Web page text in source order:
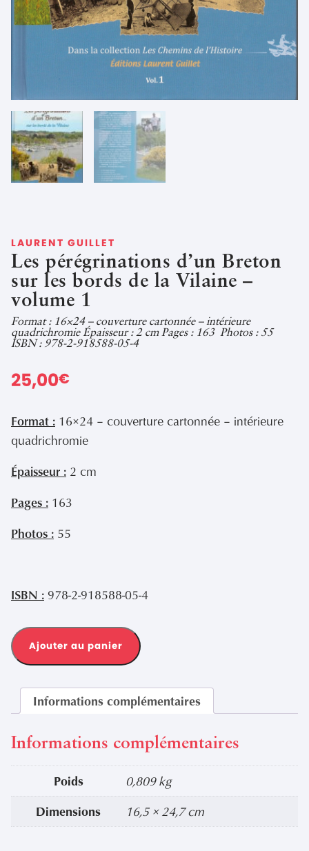
LAURENT GUILLET
Les pérégrinations d’un Breton
sur les bords de la Vilaine –
volume 1
Format : 16×24 – couverture cartonnée – intérieure
quadrichromie Épaisseur : 2 cm Pages : 163 Photos : 55
ISBN : 978-2-918588-05-4
25,00€
Format : 16×24 – couverture cartonnée – intérieure
quadrichromie
Épaisseur : 2 cm
Pages : 163
Photos : 55
ISBN : 978-2-918588-05-4
Ajouter au panier
Informations complémentaires
Informations complémentaires
Poids 0,809 kg
Dimensions 16,5 × 24,7 cm